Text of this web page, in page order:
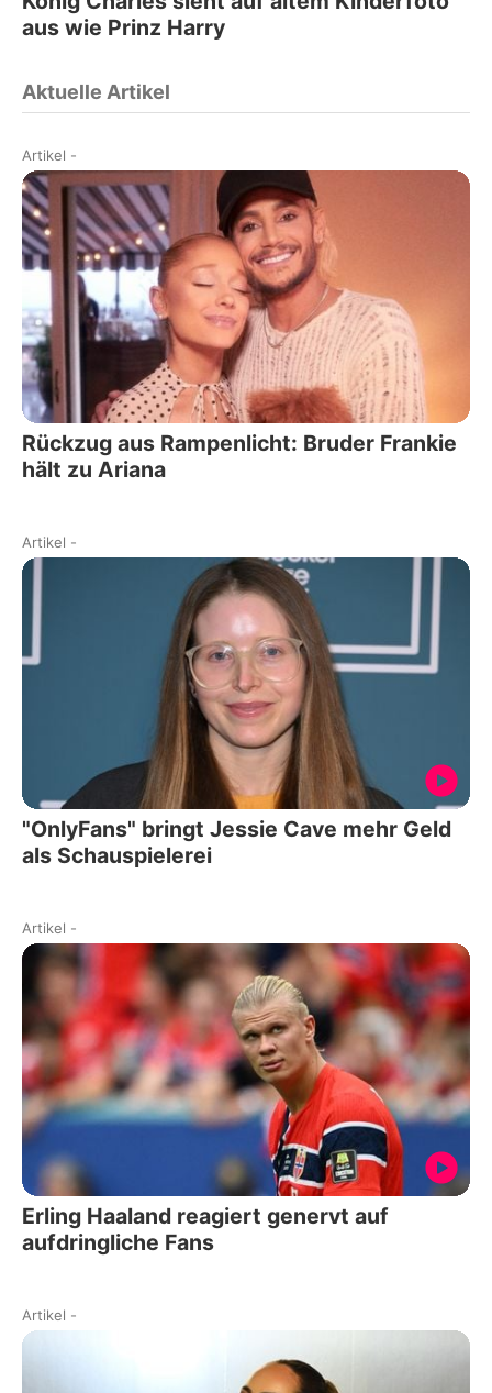
aus wie Prinz Harry
Aktuelle Artikel
Artikel -
Rückzug aus Rampenlicht: Bruder Frankie
hält zu Ariana
Artikel -
"OnlyFans" bringt Jessie Cave mehr Geld
als Schauspielerei
Artikel -
Erling Haaland reagiert genervt auf
aufdringliche Fans
Artikel -